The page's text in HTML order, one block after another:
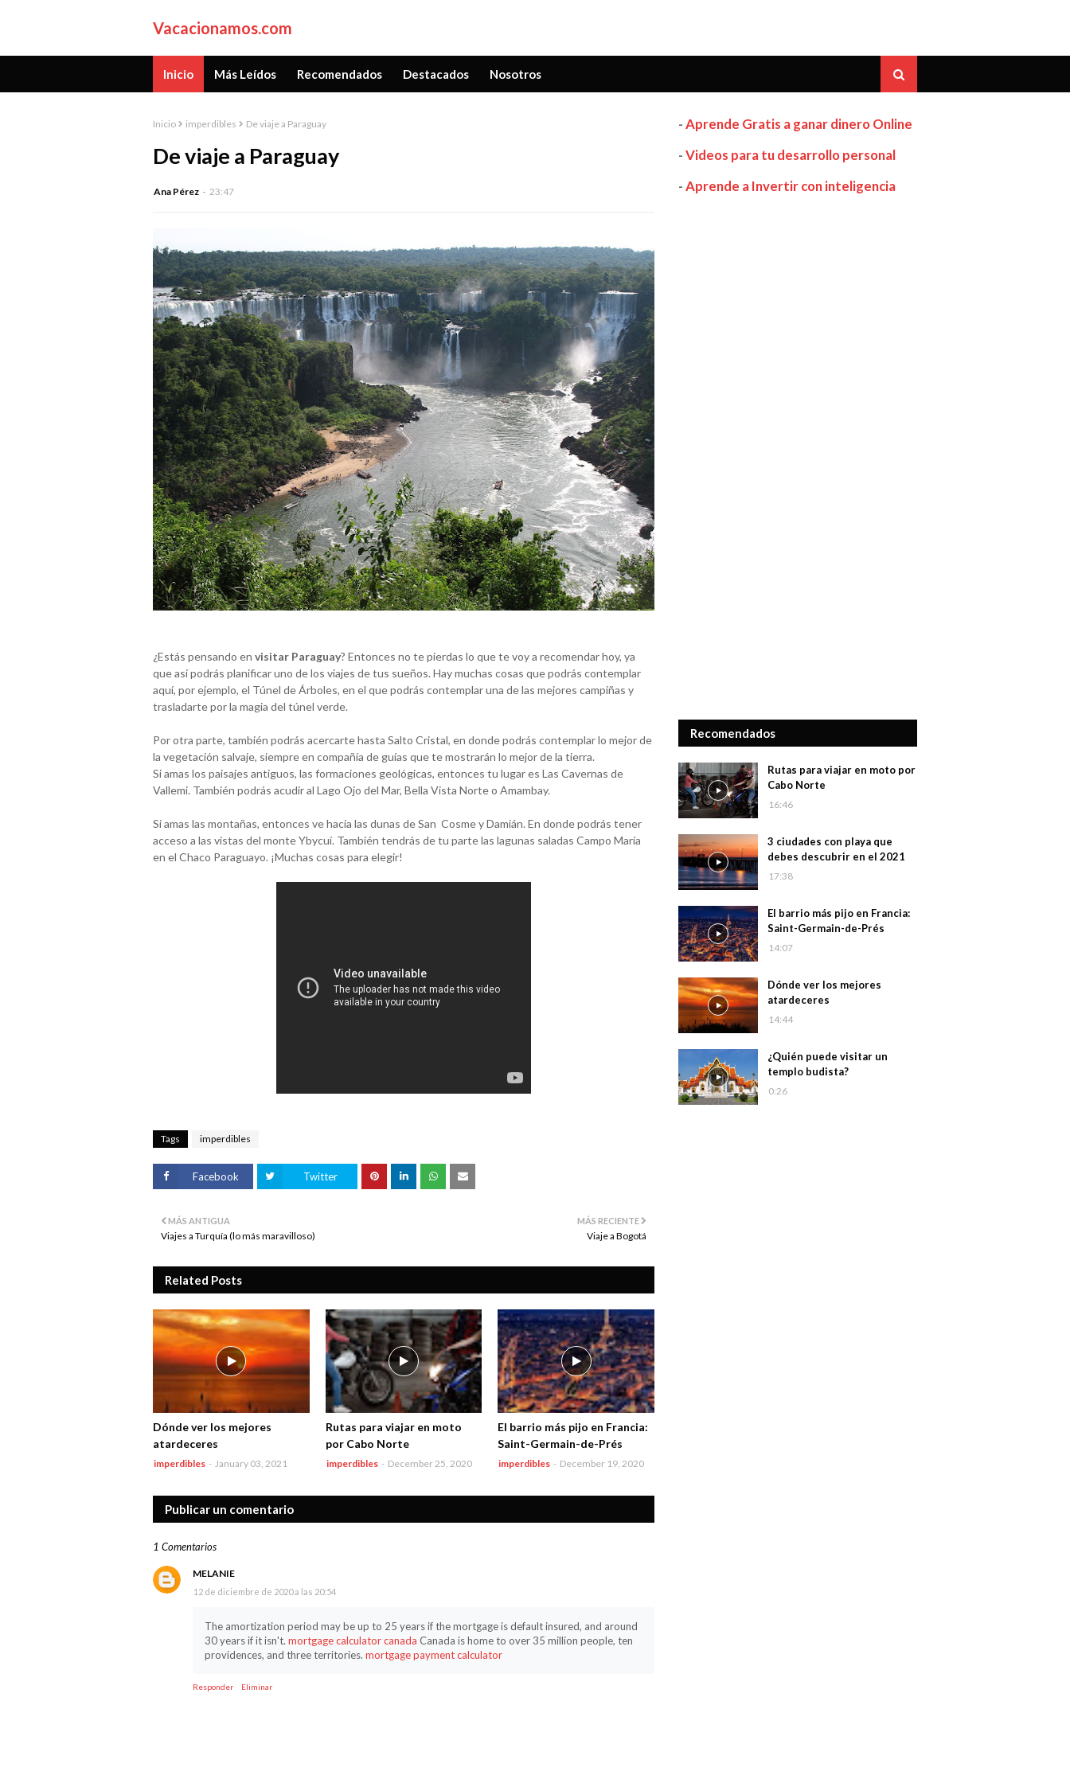
Vacacionamos.com
Inicio Más Leídos Recomendados Destacados Nosotros
Inicio imperdibles De viaje a Paraguay
De viaje a Paraguay
Ana Pérez 23:47
¿Estás pensando en visitar Paraguay? Entonces no te pierdas lo que te voy a recomendar hoy, ya
que así podrás planificar uno de los viajes de tus sueños. Hay muchas cosas que podrás contemplar
aquí, por ejemplo, el Túnel de Árboles, en el que podrás contemplar una de las mejores campiñas y
trasladarte por la magia del túnel verde.
Por otra parte, también podrás acercarte hasta Salto Cristal, en donde podrás contemplar lo mejor de
la vegetación salvaje, siempre en compañía de guías que te mostrarán lo mejor de la tierra.
Si amas los paisajes antiguos, las formaciones geológicas, entonces tu lugar es Las Cavernas de
Vallemi. También podrás acudir al Lago Ojo del Mar, Bella Vista Norte o Amambay.
Si amas las montañas, entonces ve hacia las dunas de San Cosme y Damián. En donde podrás tener
acceso a las vistas del monte Ybycuí. También tendrás de tu parte las lagunas saladas Campo María
en el Chaco Paraguayo. ¡Muchas cosas para elegir!
Tags imperdibles
Facebook Twitter
MÁS RECIENTE
Viaje a Bogotá
MÁS ANTIGUA
Viajes a Turquía (lo más maravilloso)
Related Posts
Dónde ver los mejores
atardeceres
imperdibles - January 03, 2021
Rutas para viajar en moto
por Cabo Norte
imperdibles - December 25, 2020
El barrio más pijo en Francia:
Saint-Germain-de-Prés
imperdibles - December 19, 2020
Publicar un comentario
1 Comentarios
MELANIE
12 de diciembre de 2020 a las 20:54
The amortization period may be up to 25 years if the mortgage is default insured, and around
30 years if it isn't. mortgage calculator canada Canada is home to over 35 million people, ten
providences, and three territories. mortgage payment calculator
Responder Eliminar
-Aprende Gratis a ganar dinero Online
-Videos para tu desarrollo personal
-Aprende a Invertir con inteligencia
Recomendados
Rutas para viajar en moto por
Cabo Norte
16:46
3 ciudades con playa que
debes descubrir en el 2021
17:38
El barrio más pijo en Francia:
Saint-Germain-de-Prés
14:07
Dónde ver los mejores
atardeceres
14:44
¿Quién puede visitar un
templo budista?
0:26